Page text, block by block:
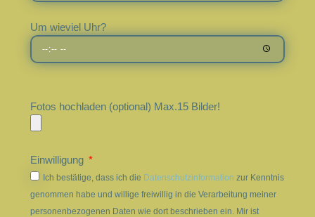
Um wieviel Uhr?
Fotos hochladen (optional) Max.15 Bilder!
Einwilligung
Ich bestätige, dass ich die Datenschutzinformation zur Kenntnis
genommen habe und willige freiwillig in die Verarbeitung meiner
personenbezogenen Daten wie dort beschrieben ein. Mir ist